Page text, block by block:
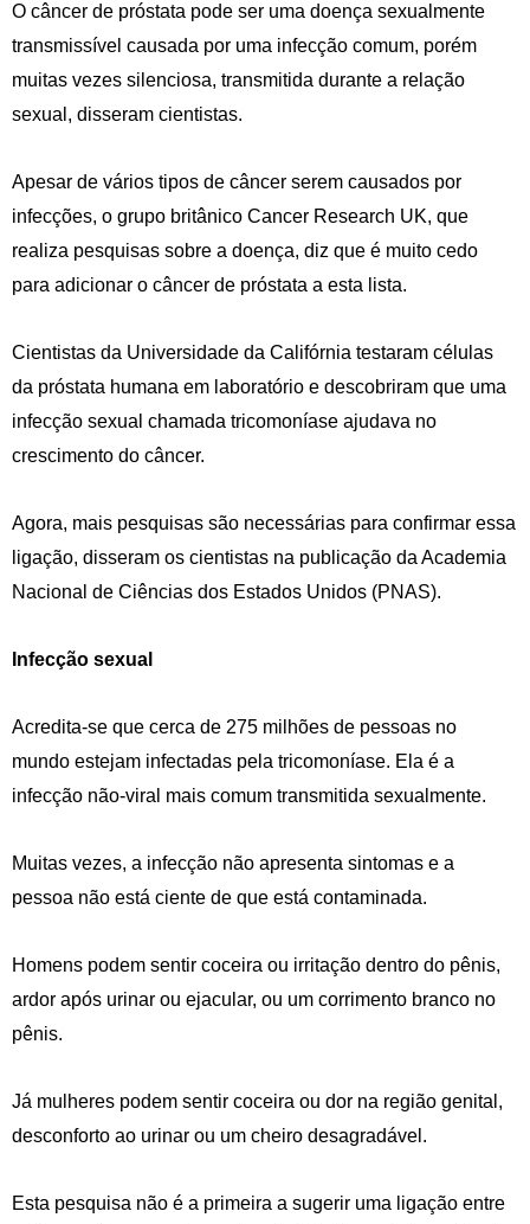
O câncer de próstata pode ser uma doença sexualmente
transmissível causada por uma infecção comum, porém
muitas vezes silenciosa, transmitida durante a relação
sexual, disseram cientistas.
Apesar de vários tipos de câncer serem causados por
infecções, o grupo britânico Cancer Research UK, que
realiza pesquisas sobre a doença, diz que é muito cedo
para adicionar o câncer de próstata a esta lista.
Cientistas da Universidade da Califórnia testaram células
da próstata humana em laboratório e descobriram que uma
infecção sexual chamada tricomoníase ajudava no
crescimento do câncer.
Agora, mais pesquisas são necessárias para confirmar essa
ligação, disseram os cientistas na publicação da Academia
Nacional de Ciências dos Estados Unidos (PNAS).
Infecção sexual
Acredita-se que cerca de 275 milhões de pessoas no
mundo estejam infectadas pela tricomoníase. Ela é a
infecção não-viral mais comum transmitida sexualmente.
Muitas vezes, a infecção não apresenta sintomas e a
pessoa não está ciente de que está contaminada.
Homens podem sentir coceira ou irritação dentro do pênis,
ardor após urinar ou ejacular, ou um corrimento branco no
pênis.
Já mulheres podem sentir coceira ou dor na região genital,
desconforto ao urinar ou um cheiro desagradável.
Esta pesquisa não é a primeira a sugerir uma ligação entre